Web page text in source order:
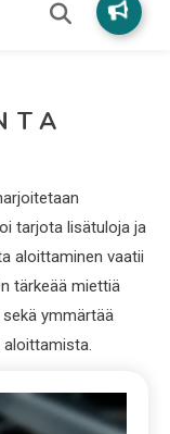
tarjota lisätuloja ja
aloittaminen vaatii
tärkeää miettiä
ymmärtää
aloittamista.